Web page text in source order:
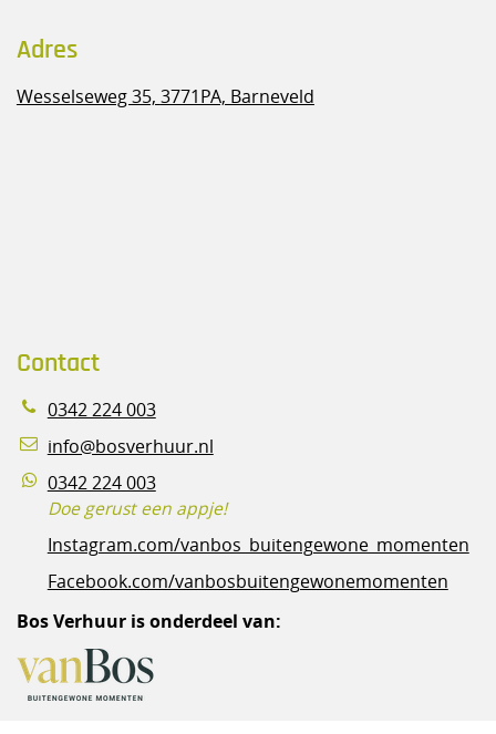
Adres
Wesselseweg 35, 3771PA, Barneveld
Contact
0342 224 003
info@bosverhuur.nl
0342 224 003
Doe gerust een appje!
Instagram.com/vanbos_buitengewone_momenten
Facebook.com/vanbosbuitengewonemomenten
Bos Verhuur is onderdeel van: